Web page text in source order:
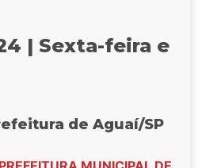
| Sexta-feira e
de Aguaí/SP